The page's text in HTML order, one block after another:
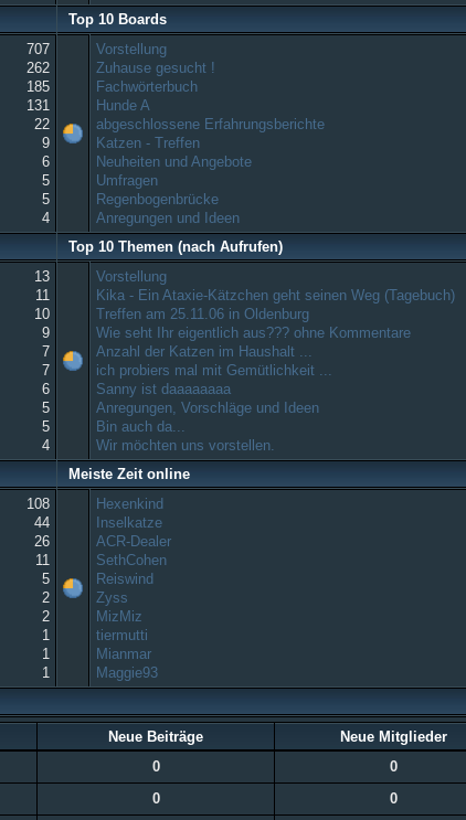
Top 10 Boards
707
262
185
131
22
9
6
5
5
4
Vorstellung
Zuhause gesucht !
Fachwörterbuch
Hunde A
abgeschlossene Erfahrungsberichte
Katzen - Treffen
Neuheiten und Angebote
Umfragen
Regenbogenbrücke
Anregungen und Ideen
Top 10 Themen (nach Aufrufen)
13
11
10
9
7
7
6
5
5
4
Vorstellung
Kika - Ein Ataxie-Kätzchen geht seinen Weg (Tagebuch)
Treffen am 25.11.06 in Oldenburg
Wie seht Ihr eigentlich aus??? ohne Kommentare
Anzahl der Katzen im Haushalt ...
ich probiers mal mit Gemütlichkeit ...
Sanny ist daaaaaaaa
Anregungen, Vorschläge und Ideen
Bin auch da...
Wir möchten uns vorstellen.
Meiste Zeit online
108
44
26
11
5
2
2
1
1
1
Hexenkind
Inselkatze
ACR-Dealer
SethCohen
Reiswind
Zyss
MizMiz
tiermutti
Mianmar
Maggie93
Neue Beiträge Neue Mitglieder
0 0
0 0